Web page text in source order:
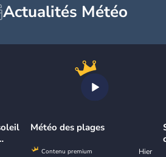
Actualités Météo
Météo des plages
Contenu premium Hier